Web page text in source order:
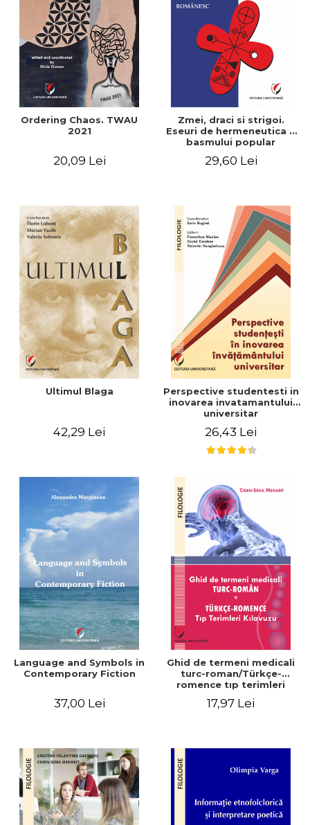
ADMINISTRATIVE
ȘTIINȚE ECONOMICE
ȘTIINȚE EXACTE
EDUCAȚIE FIZICĂ ȘI SPORT
PREUNIVERSITARIA
TIMP LIBER
ÎN CURS DE APARIȚIE
PACHETE DE STUDIU
Cum Cumpăr
Livrare
Politica de Retur
Formular de Retur
Distribuitori
Ordering Chaos. TWAU
2021
20,09 Lei
Zmei, draci si strigoi.
Eseuri de hermeneutica a
basmului popular
29,60 Lei
Ultimul Blaga
42,29 Lei
Perspective studentesti in
inovarea invatamantului
universitar
26,43 Lei
Language and Symbols in
Contemporary Fiction
37,00 Lei
Ghid de termeni medicali
turc-roman/Türkçe-
romence tıp terimleri
17,97 Lei